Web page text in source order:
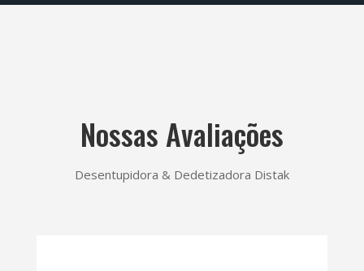
Nossas Avaliações
Desentupidora & Dedetizadora Distak